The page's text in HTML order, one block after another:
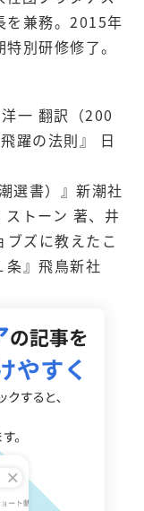
を兼務。2015年
別研修修了。
一 翻訳（200
躍の法則』 日
選書）』新潮社
トーン 著、井
ズに教えたこ
』飛鳥新社